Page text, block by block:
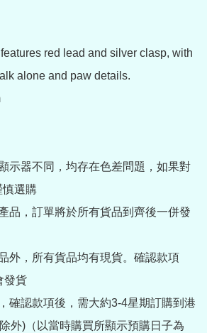
red lead and silver clasp, with
alone and paw details.
示器不同，均存在色差問題，如果對
慎選購
品，訂單將於所有貨品到齊後一併發
外，所有貨品均有現貨。確認款項
發貨
確認款項後，需大約3-4星期訂購到港
外)（以當時購買所顯示預購日子為